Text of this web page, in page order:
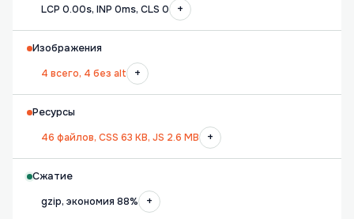
LCP 0.00s, INP 0ms, CLS 0
+
Изображения
4 всего, 4 без alt
+
Ресурсы
46 файлов, CSS 63 KB, JS 2.6 MB
+
Сжатие
gzip, экономия 88%
+